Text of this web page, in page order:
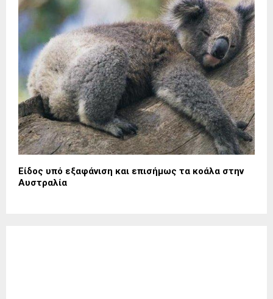
Είδος υπό εξαφάνιση και επισήμως τα κοάλα στην
Αυστραλία